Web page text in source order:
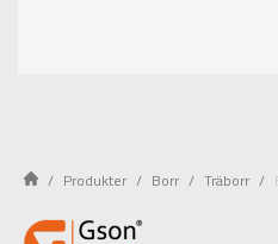
Produkter Borr Träborr